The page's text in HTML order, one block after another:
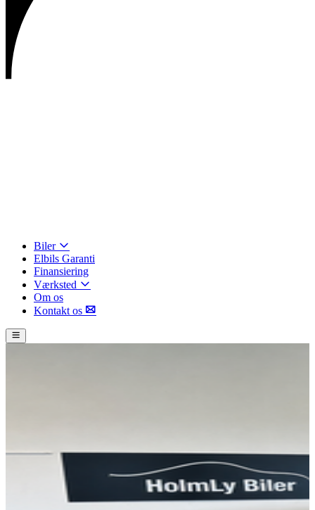
Biler
Elbils Garanti
Finansiering
Værksted
Om os
Kontakt os